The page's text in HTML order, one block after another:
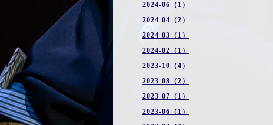
2024-06（1）
2024-04（2）
2024-03（1）
2024-02（1）
2023-10（4）
2023-08（2）
2023-07（1）
2023-06（1）